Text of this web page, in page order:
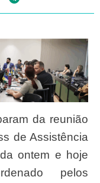
de Assistência
ontem e hoje
pelos